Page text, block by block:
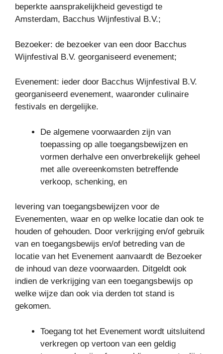
beperkte aansprakelijkheid gevestigd te
Amsterdam, Bacchus Wijnfestival B.V.;
Bezoeker: de bezoeker van een door Bacchus
Wijnfestival B.V. georganiseerd evenement;
Evenement: ieder door Bacchus Wijnfestival B.V.
georganiseerd evenement, waaronder culinaire
festivals en dergelijke.
De algemene voorwaarden zijn van
toepassing op alle toegangsbewijzen en
vormen derhalve een onverbrekelijk geheel
met alle overeenkomsten betreffende
verkoop, schenking, en
levering van toegangsbewijzen voor de
Evenementen, waar en op welke locatie dan ook te
houden of gehouden. Door verkrijging en/of gebruik
van en toegangsbewijs en/of betreding van de
locatie van het Evenement aanvaardt de Bezoeker
de inhoud van deze voorwaarden. Ditgeldt ook
indien de verkrijging van een toegangsbewijs op
welke wijze dan ook via derden tot stand is
gekomen.
Toegang tot het Evenement wordt uitsluitend
verkregen op vertoon van een geldig